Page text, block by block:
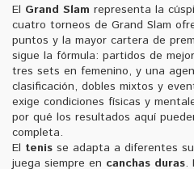
El Grand Slam representa la
cuatro torneos de Grand Slam
puntos y la mayor cartera de
sigue la fórmula: partidos de
tres sets en femenino, y una
clasificación, dobles mixtos y
exige condiciones físicas y
por qué los resultados aquí
completa.
El tenis se adapta a diferentes
juega siempre en canchas duras.